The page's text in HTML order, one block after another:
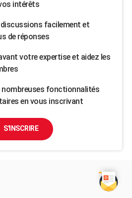
intérêts
facilement et
de réponses
votre expertise et aidez les
nombreuses fonctionnalités
en vous inscrivant
S'INSCRIRE